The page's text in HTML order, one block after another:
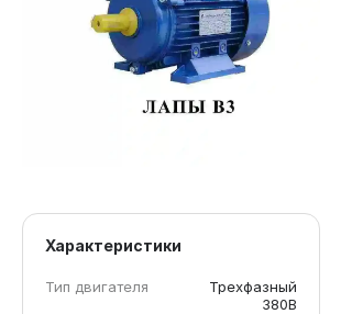
Характеристики
Тип двигателя
Трехфазный
380В